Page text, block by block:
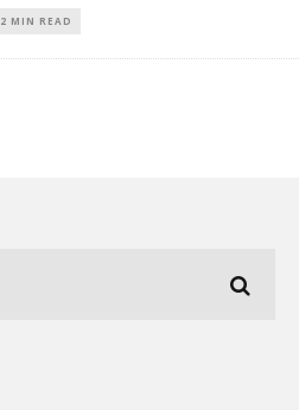
2 MIN READ